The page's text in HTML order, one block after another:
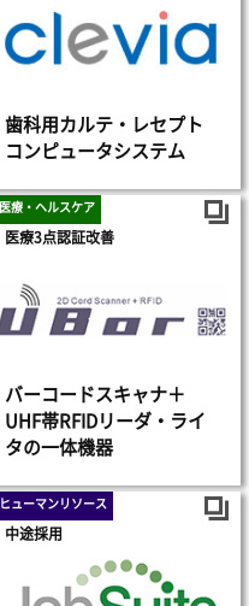
歯科用カルテ・レセプト
コンピュータシステム
医療・ヘルスケア
医療3点認証改善
バーコードスキャナ＋
UHF帯RFIDリーダ・ライ
タの一体機器
ヒューマンリソース
中途採用